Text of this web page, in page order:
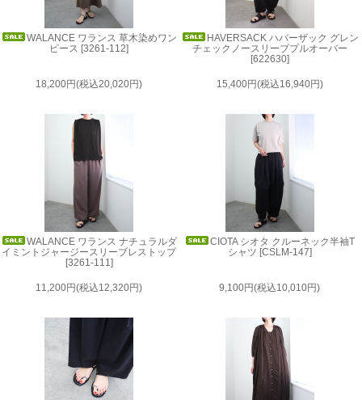
WALANCE ワランス 草木染めワン
ピース [3261-112]
18,200円(税込20,020円)
HAVERSACK ハバーザック グレン
チェックノースリーブプルオーバー
[622630]
15,400円(税込16,940円)
WALANCE ワランス ナチュラルダ
イミントジャージースリーブレストップ
[3261-111]
11,200円(税込12,320円)
CIOTA シオタ クルーネック半袖T
シャツ [CSLM-147]
9,100円(税込10,010円)